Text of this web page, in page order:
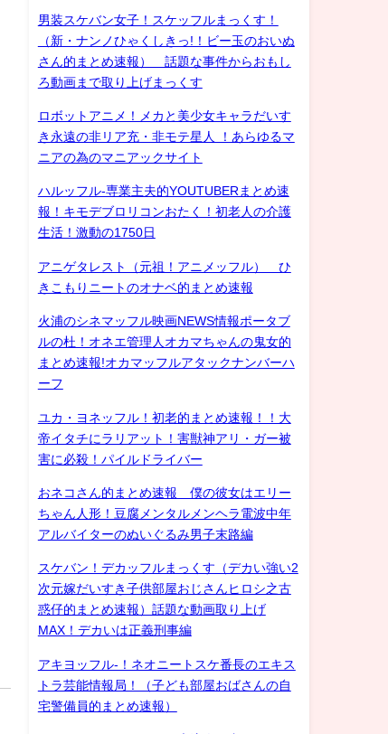
男装スケバン女子！スケッフルまっくす！
（新・ナンノひゃくしきっ!！ビー玉のおいぬ
さん的まとめ速報） 話題な事件からおもし
ろ動画まで取り上げまっくす
ロボットアニメ！メカと美少女キャラだいす
き永遠の非リア充・非モテ星人 ！あらゆるマ
ニアの為のマニアックサイト
ハルッフル-専業主夫的YOUTUBERまとめ速
報！キモデブロリコンおたく！初老人の介護
生活！激動の1750日
アニゲタレスト（元祖！アニメッフル） ひ
きこもりニートのオナベ的まとめ速報
火浦のシネマッフル映画NEWS情報ポータブ
ルの杜！オネエ管理人オカマちゃんの鬼女的
まとめ速報!オカマッフルアタックナンバーハ
ーフ
ユカ・ヨネッフル！初老的まとめ速報！！大
帝イタチにラリアット！害獣神アリ・ガー被
害に必殺！パイルドライバー
おネコさん的まとめ速報 僕の彼女はエリー
ちゃん人形！豆腐メンタルメンヘラ電波中年
アルバイターのぬいぐるみ男子末路編
スケバン！デカッフルまっくす（デカい強い2
次元嫁だいすき子供部屋おじさんヒロシ之古
惑仔的まとめ速報）話題な動画取り上げ
MAX！デカいは正義刑事編
アキヨッフル-！ネオニートスケ番長のエキス
トラ芸能情報局！（子ども部屋おばさんの自
宅警備員的まとめ速報）